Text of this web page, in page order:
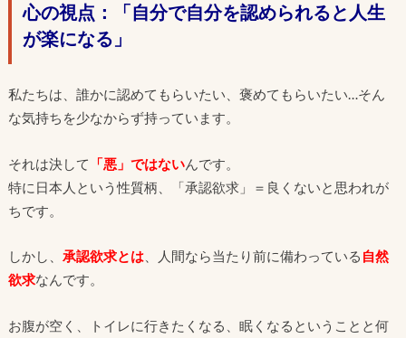
心の視点：「自分で自分を認められると人生
が楽になる」
私たちは、誰かに認めてもらいたい、褒めてもらいたい…そん
な気持ちを少なからず持っています。
それは決して 「悪」ではないんです。
特に日本人という性質柄、「承認欲求」＝良くないと思われが
ちです。
しかし、 承認欲求とは、人間なら当たり前に備わっている 自然
欲求なんです。
お腹が空く、トイレに行きたくなる、眠くなるということと何